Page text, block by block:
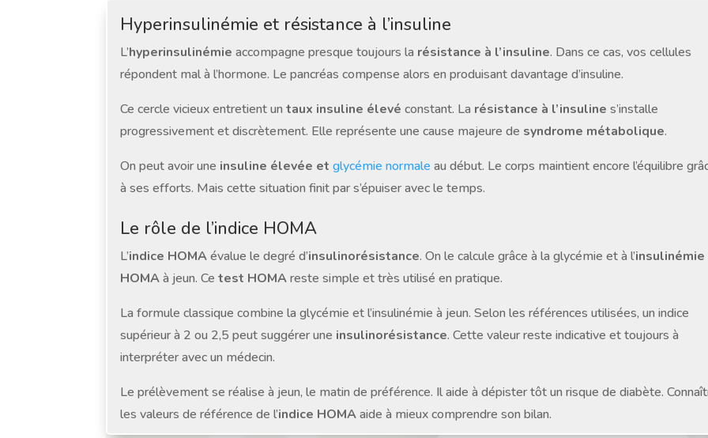
Hyperinsulinémie et résistance à l’insuline
L’hyperinsulinémie accompagne presque toujours la résistance à l’insuline. Dans ce cas, vos cellules
répondent mal à l’hormone. Le pancréas compense alors en produisant davantage d’insuline.
Ce cercle vicieux entretient un taux insuline élevé constant. La résistance à l’insuline s’installe
progressivement et discrètement. Elle représente une cause majeure de syndrome métabolique.
On peut avoir une insuline élevée et glycémie normale au début. Le corps maintient encore l’équilibre
à ses efforts. Mais cette situation finit par s’épuiser avec le temps.
Le rôle de l’indice HOMA
L’indice HOMAévalue le degré d’insulinorésistance. On le calcule grâce à la glycémie et à l’insulinémie
HOMAà jeun. Ce test HOMAreste simple et très utilisé en pratique.
La formule classique combine la glycémie et l’insulinémie à jeun. Selon les références utilisées, un indice
supérieur à 2 ou 2,5 peut suggérer une insulinorésistance. Cette valeur reste indicative et toujours à
interpréter avec un médecin.
Le prélèvement se réalise à jeun, le matin de préférence. Il aide à dépister tôt un risque de diabète.
les valeurs de référence de l’indice HOMAaide à mieux comprendre son bilan.